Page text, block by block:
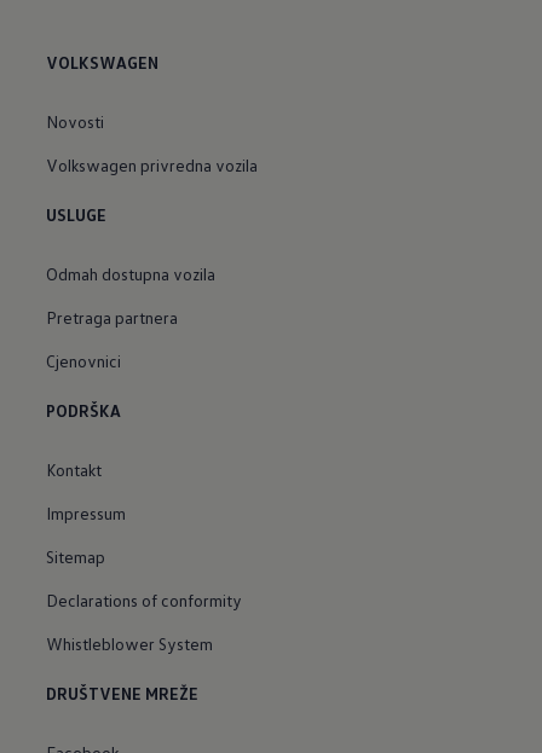
VOLKSWAGEN
Novosti
Volkswagen privredna vozila
USLUGE
Odmah dostupna vozila
Pretraga partnera
Cjenovnici
PODRŠKA
Kontakt
Impressum
Sitemap
Declarations of conformity
Whistleblower System
DRUŠTVENE MREŽE